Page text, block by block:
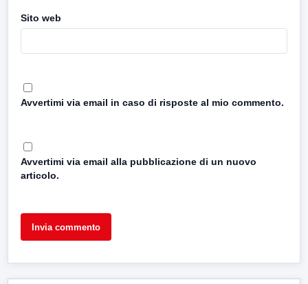
Sito web
Avvertimi via email in caso di risposte al mio commento.
Avvertimi via email alla pubblicazione di un nuovo
articolo.